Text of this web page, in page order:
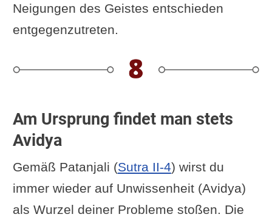
Neigungen des Geistes entschieden
entgegenzutreten.
Am Ursprung findet man stets
Avidya
Gemäß Patanjali (Sutra II-4) wirst du
immer wieder auf Unwissenheit (Avidya)
als Wurzel deiner Probleme stoßen. Die